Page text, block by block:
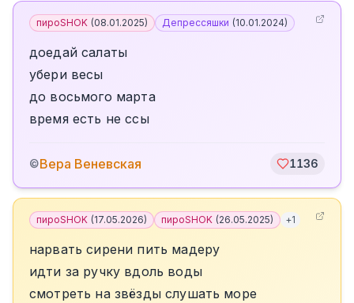
пироSHOK (08.01.2025) Депрессяшки (10.01.2024)
доедай салаты
убери весы
до восьмого марта
время есть не ссы
©Вера Веневская 1136
пироSHOK (17.05.2026) пироSHOK (26.05.2025) +1
нарвать сирени пить мадеру
идти за ручку вдоль воды
смотреть на звёзды слушать море